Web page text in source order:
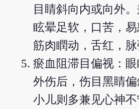
目睛斜向内或向外
眩晕足软，口苦，易
筋肉瞤动，舌红，脉
瘀血阻滞目偏视：
外伤后，伤目黑睛偏
小儿则多兼见心神不